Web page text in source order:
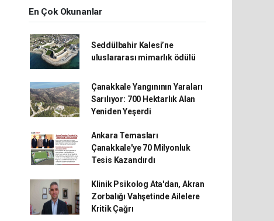
En Çok Okunanlar
Seddülbahir Kalesi’ne
uluslararası mimarlık ödülü
Çanakkale Yangınının Yaraları
Sarılıyor: 700 Hektarlık Alan
Yeniden Yeşerdi
Ankara Temasları
Çanakkale'ye 70 Milyonluk
Tesis Kazandırdı
Klinik Psikolog Ata'dan, Akran
Zorbalığı Vahşetinde Ailelere
Kritik Çağrı